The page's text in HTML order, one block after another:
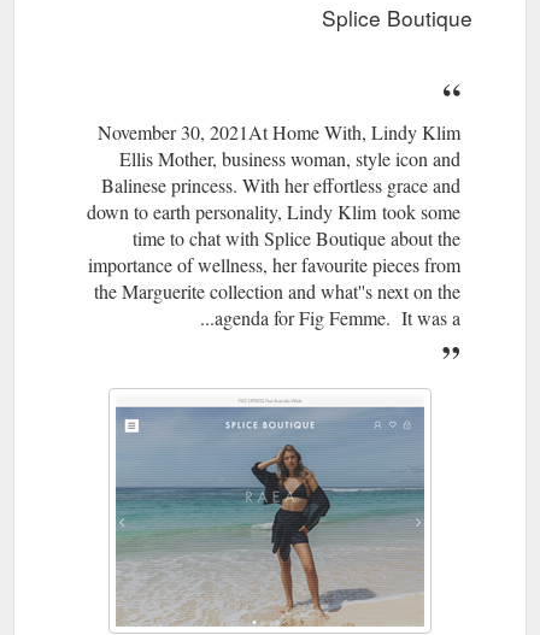
Splice Boutique
November 30, 2021At Home With, Lindy Klim
Ellis Mother, business woman, style icon and
Balinese princess. With her effortless grace and
down to earth personality, Lindy Klim took some
time to chat with Splice Boutique about the
importance of wellness, her favourite pieces from
the Marguerite collection and what''s next on the
agenda for Fig Femme. It was a...